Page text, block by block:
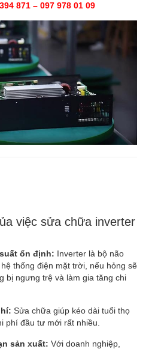
871 – 097 978 01 09
việc sửa chữa inverter
ổn định: Inverter là bộ não
thống điện mặt trời, nếu hỏng sẽ
bị ngưng trệ và làm gia tăng chi
Sửa chữa giúp kéo dài tuổi thọ
phí đầu tư mới rất nhiều.
sản xuất: Với doanh nghiệp,